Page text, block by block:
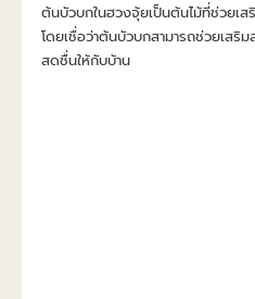
ต้นบัวบกในฮวงจุ้ยเป็นต้นไม้ที่ช่วยเ
โดยเชื่อว่าต้นบัวบกสามารถช่วยเส
สดชื่นให้กับบ้าน